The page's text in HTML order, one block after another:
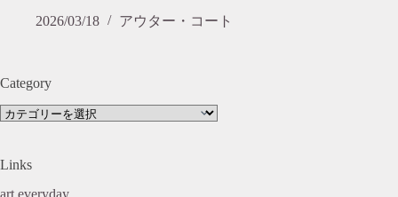
2026/03/18 アウター・コート
Category
Category
Links
art everyday